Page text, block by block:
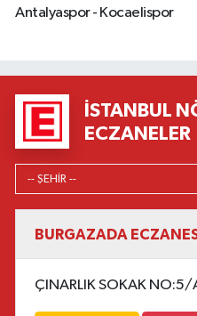
Antalyaspor - Kocaelispor
İSTANBUL
ECZANELER
BURGAZADA
ÇINARLIK SOKAK NO:5/